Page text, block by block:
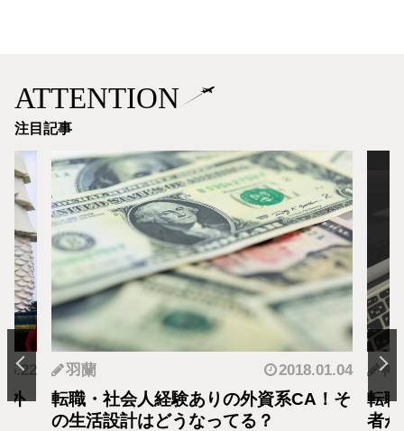
ATTENTION
注目記事
蘭 2018.01.04
・社会人経験ありの外資系CA！そ
活設計はどうなってる？
神原李奈
転職考えて
者が考える